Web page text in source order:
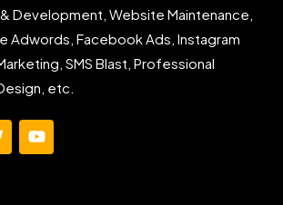
Development, Website Maintenance,
Adwords, Facebook Ads, Instagram
SMS Blast, Professional
etc.
Y